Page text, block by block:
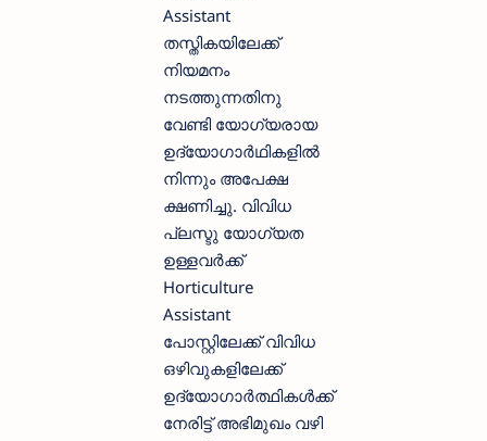
Assistant
തസ്തികയിലേക്ക്
നിയമനം
നടത്തുന്നതിനു
വേണ്ടി യോഗ്യരായ
ഉദ്യോഗാര്‍ഥികളില്‍
നിന്നും അപേക്ഷ
ക്ഷണിച്ചു. വിവിധ
പ്ലസ്ടു യോഗ്യത
ഉള്ളവര്‍ക്ക്
Horticulture
Assistant
പോസ്റ്റിലേക്ക് വിവിധ
ഒഴിവുകളിലേക്ക്
ഉദ്യോഗാര്‍ത്ഥികള്‍ക്ക്
നേരിട്ട് അഭിമുഖം വഴി